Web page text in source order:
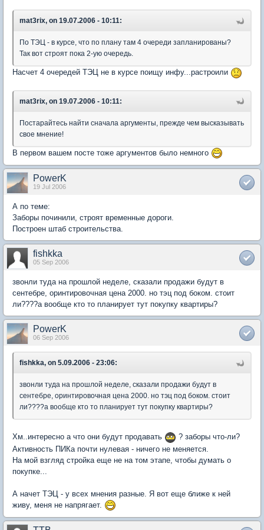
mat3rix, on 19.07.2006 - 10:11:
По ТЭЦ - в курсе, что по плану там 4 очереди запланированы?
Так вот строят пока 2-ую очередь.
Насчет 4 очередей ТЭЦ не в курсе поищу инфу...растроили
mat3rix, on 19.07.2006 - 10:11:
Постарайтесь найти сначала аргументы, прежде чем высказывать
свое мнение!
В первом вашем посте тоже аргументов было немного
PowerK
19 Jul 2006
А по теме:
Заборы починили, строят временные дороги.
Построен штаб строительства.
fishkka
05 Sep 2006
звонли туда на прошлой неделе, сказали продажи будут в
сентебре, оринтировочная цена 2000. но тэц под боком. стоит
ли????а вообще кто то планирует тут покупку квартиры?
PowerK
06 Sep 2006
fishkka, on 5.09.2006 - 23:06:
звонли туда на прошлой неделе, сказали продажи будут в
сентебре, оринтировочная цена 2000. но тэц под боком. стоит
ли????а вообще кто то планирует тут покупку квартиры?
Хм..интересно а что они будут продавать
? заборы что-ли?
Активность ПИКа почти нулевая - ничего не меняется.
На мой взгляд стройка еще не на том этапе, чтобы думать о
покупке...
А начет ТЭЦ - у всех мнения разные. Я вот еще ближе к ней
живу, меня не напрягает.